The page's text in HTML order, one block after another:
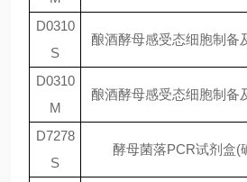
D0310
S
酿酒酵母感受态细胞制备
D0310
M
酿酒酵母感受态细胞制备
D7278
S
酵母菌落PCR试剂盒(